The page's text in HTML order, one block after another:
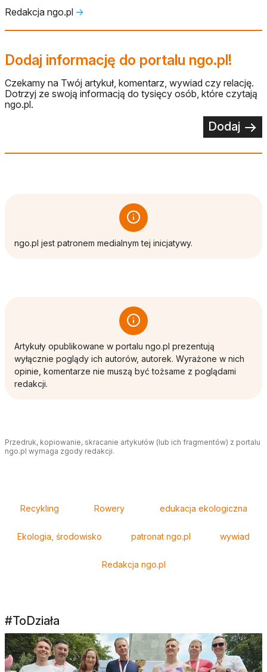
Redakcja ngo.pl 🡢
Dodaj informację do portalu ngo.pl!
Czekamy na Twój artykuł, komentarz, wywiad czy relację.
Dotrzyj ze swoją informacją do tysięcy osób, które czytają
ngo.pl.
Dodaj
ngo.pl jest patronem medialnym tej inicjatywy.
Artykuły opublikowane w portalu ngo.pl prezentują
wyłącznie poglądy ich autorów, autorek. Wyrażone w nich
opinie, komentarze nie muszą być tożsame z poglądami
redakcji.
Przedruk, kopiowanie, skracanie artykułów (lub ich fragmentów) z portalu
ngo.pl wymaga zgody redakcji.
Recykling Rowery edukacja ekologiczna
Ekologia, środowisko patronat ngo.pl wywiad
Redakcja ngo.pl
#ToDziała